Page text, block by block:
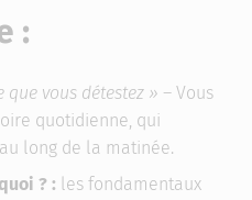
:
que vous détestez » – Vous
quotidienne, qui
long de la matinée.
? : les fondamentaux